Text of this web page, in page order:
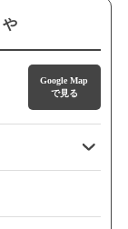
Google Map
で見る